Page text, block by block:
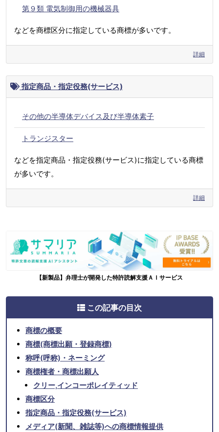
第９類 電気制御用の機械器具
などを商標区分に指定している商標が多いです。
詳細
指定商品・指定役務(サービス)
その他の半導体デバイス及び半導体素子
トランジスター
などを指定商品・指定役務(サービス)に指定している商標
が多いです。
詳細
【新製品】弁理士が開発した特許読解支援ＡＩサービス
この記事の目次
商標の概要
商標(商標出願・登録商標)
称呼(呼称)・ネーミング
商標権者・商標出願人
クリー,インコーポレイティッド
商標区分
指定商品・指定役務(サービス)
メディア(新聞、雑誌等)への商標情報提供